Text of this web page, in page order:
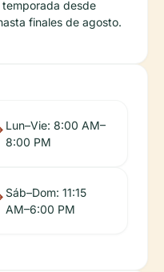
desde
finales de agosto.
Lun–Vie: 8:00 AM–
8:00 PM
Sáb–Dom: 11:15
AM–6:00 PM